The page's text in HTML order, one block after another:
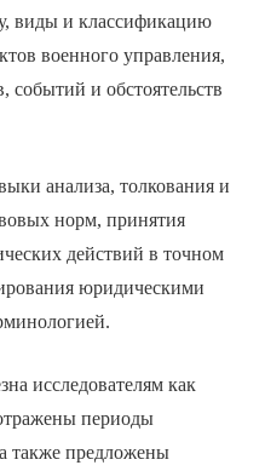
виды и классификацию
военного управления,
и обстоятельств
анализа, толкования и
норм, принятия
действий в точном
юридическими
исследователям как
периоды
также предложены